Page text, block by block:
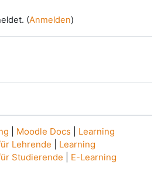
(Anmelden)
Moodle Docs
Learning
Lehrende
Learning
Studierende
E-Learning